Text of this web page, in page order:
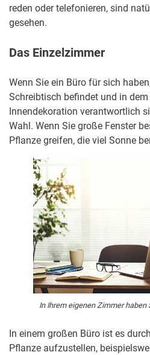
reden oder telefonieren, sind
gesehen.
Das Einzelzimmer
Wenn Sie ein Büro für sich
Schreibtisch befindet und in
Innendekoration verantwortlich
Wahl. Wenn Sie große Fenster
Pflanze greifen, die viel Sonne
In Ihrem eigenen Zimmer haben
In einem großen Büro ist es
Pflanze aufzustellen,